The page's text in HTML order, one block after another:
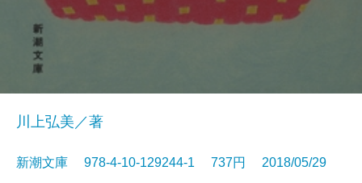
川上弘美／著
新潮文庫 978-4-10-129244-1 737円 2018/05/29